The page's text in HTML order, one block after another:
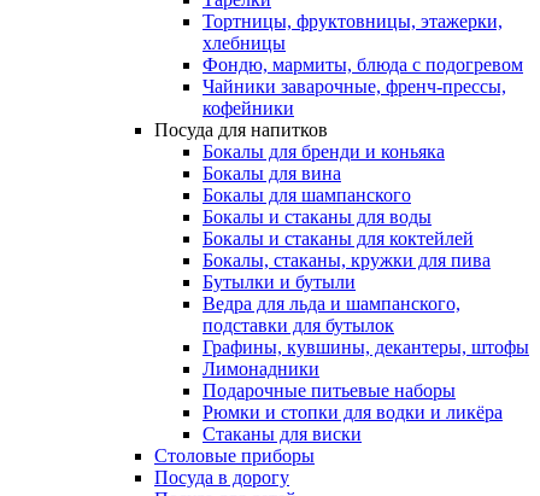
Тортницы, фруктовницы, этажерки,
хлебницы
Фондю, мармиты, блюда с подогревом
Чайники заварочные, френч-прессы,
кофейники
Посуда для напитков
Бокалы для бренди и коньяка
Бокалы для вина
Бокалы для шампанского
Бокалы и стаканы для воды
Бокалы и стаканы для коктейлей
Бокалы, стаканы, кружки для пива
Бутылки и бутыли
Ведра для льда и шампанского,
подставки для бутылок
Графины, кувшины, декантеры, штофы
Лимонадники
Подарочные питьевые наборы
Рюмки и стопки для водки и ликёра
Стаканы для виски
Столовые приборы
Посуда в дорогу